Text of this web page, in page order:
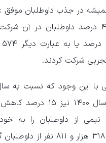
در جذب داوطلبان موفق
۴۸۵ هزار نفر یا ۴۳ درصد داوطلبان در
شرکت کردند.
درصد و نسبت به سال ۱۴۰۰
از داوطلبان را به
می‌دهد. ۷ درصد یا ۳۱۸ هزار و ۸۱۱